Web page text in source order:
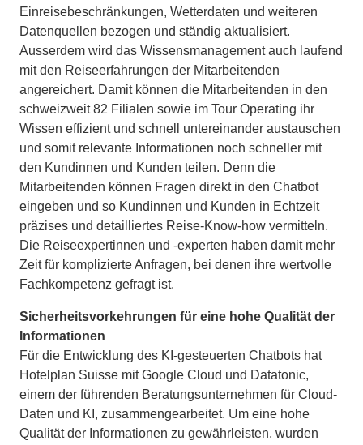
Einreisebeschränkungen, Wetterdaten und weiteren
Datenquellen bezogen und ständig aktualisiert.
Ausserdem wird das Wissensmanagement auch laufend
mit den Reiseerfahrungen der Mitarbeitenden
angereichert. Damit können die Mitarbeitenden in den
schweizweit 82 Filialen sowie im Tour Operating ihr
Wissen effizient und schnell untereinander austauschen
und somit relevante Informationen noch schneller mit
den Kundinnen und Kunden teilen. Denn die
Mitarbeitenden können Fragen direkt in den Chatbot
eingeben und so Kundinnen und Kunden in Echtzeit
präzises und detailliertes Reise-Know-how vermitteln.
Die Reiseexpertinnen und -experten haben damit mehr
Zeit für komplizierte Anfragen, bei denen ihre wertvolle
Fachkompetenz gefragt ist.
Sicherheitsvorkehrungen für eine hohe Qualität der
Informationen
Für die Entwicklung des KI-gesteuerten Chatbots hat
Hotelplan Suisse mit Google Cloud und Datatonic,
einem der führenden Beratungsunternehmen für Cloud-
Daten und KI, zusammengearbeitet. Um eine hohe
Qualität der Informationen zu gewährleisten, wurden